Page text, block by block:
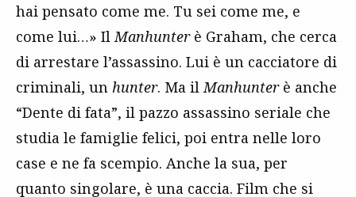
hai pensato come me. Tu sei come me, e
come lui…» IlManhunterè Graham, che cerca
di arrestare l’assassino. Lui è un cacciatore di
criminali, un hunter. Ma ilManhunterè anche
“Dente di fata”, il pazzo assassino seriale che
studia le famiglie felici, poi entra nelle loro
case e ne fa scempio. Anche la sua, per
quanto singolare, è una caccia. Film che si